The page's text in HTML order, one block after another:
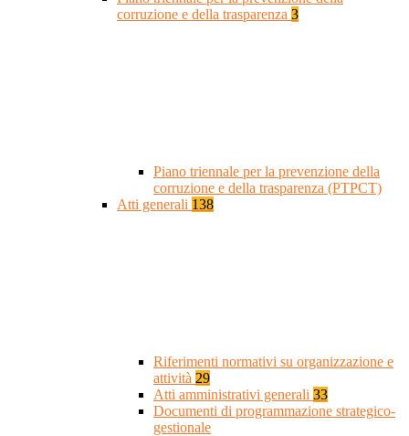
corruzione e della trasparenza 3
Piano triennale per la prevenzione della
corruzione e della trasparenza (PTPCT)
Atti generali 138
Riferimenti normativi su organizzazione e
attività 29
Atti amministrativi generali 33
Documenti di programmazione strategico-
gestionale